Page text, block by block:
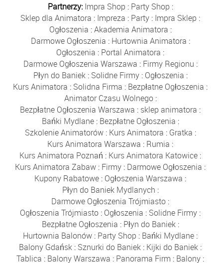
Partnerzy: Impra Shop : Party Shop :
Sklep dla Animatora : Impreza : Party : Impra Sklep :
Ogłoszenia :Akademia Animatora :
Darmowe Ogłoszenia : Hurtownia Animatora :
Ogłoszenia : Portal Animatora :
Darmowe Ogłoszenia Warszawa : Firmy Regionu :
Płyn do Baniek: Solidne Firmy: Ogłoszenia :
Kurs Animatora : Solidna Firma : Bezpłatne Ogłoszenia :
Animator Czasu Wolnego:
Bezpłatne Ogłoszenia Warszawa : sklep animatora :
Bańki Mydlane: Bezpłatne Ogłoszenia :
Szkolenie Animatorów: Kurs Animatora : Gratka :
Kurs Animatora Warszawa : Rumia :
Kurs Animatora Poznań : Kurs Animatora Katowice :
Kurs Animatora Zabaw : Firmy : Darmowe Ogłoszenia :
Kupony Rabatowe : Ogłoszenia Warszawa :
Płyn do Baniek Mydlanych :
Darmowe Ogłoszenia Trójmiasto :
Ogłoszenia Trójmiasto : Ogłoszenia : Solidne Firmy :
Bezpłatne Ogłoszenia : Płyn do Baniek:
Hurtownia Balonów : Party Shop : Bańki Mydlane :
Balony Gdańsk : Sznurki do Baniek : Kijki do Baniek :
Tablica : Balony Warszawa : Panorama Firm : Balony :